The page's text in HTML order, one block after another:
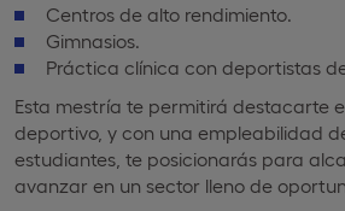
Centros de alto rendimiento.
Gimnasios.
Práctica clínica con deportistas
Esta mestría te permitirá destacarte
deportivo, y con una empleabilidad
estudiantes, te posicionarás para
avanzar en un sector lleno de